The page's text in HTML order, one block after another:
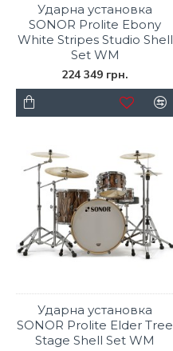
Ударна установка
SONOR Prolite Ebony
White Stripes Studio Shell
Set WM
224 349 грн.
Ударна установка
SONOR Prolite Elder Tree
Stage Shell Set WM